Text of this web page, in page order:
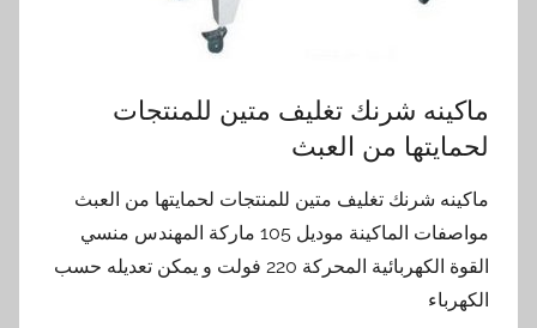
ماكينه شرنك تغليف متين للمنتجات
لحمايتها من العبث
ماكينه شرنك تغليف متين للمنتجات لحمايتها من العبث
مواصفات الماكينة موديل 105 ماركة المهندس منسي
القوة الكهربائية المحركة 220 فولت و يمكن تعديله حسب
الكهرباء